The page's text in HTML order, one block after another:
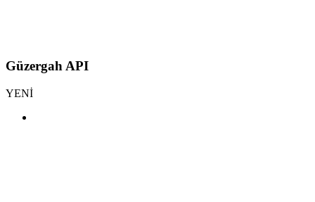
Güzergah API
YENİ